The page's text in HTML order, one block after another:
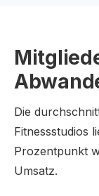
Die
Fitnessstudios
Prozentpunkt
Umsatz.